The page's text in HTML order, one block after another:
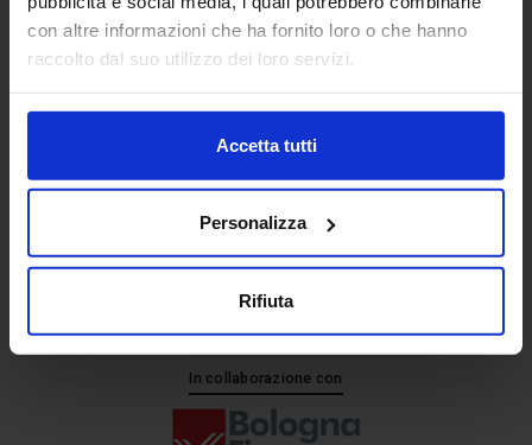
con altre informazioni che ha fornito loro o che hanno
raccolto dal suo utilizzo dei loro servizi.
Accetta tutti
Personalizza
Rifiuta
+ 39 051.325511
+ 39 02.332039460
In collaborazione con